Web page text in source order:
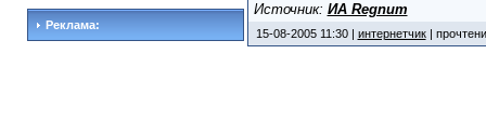
Реклама:
Источник: ИА Regnum
15-08-2005 11:30 | интернетчик|